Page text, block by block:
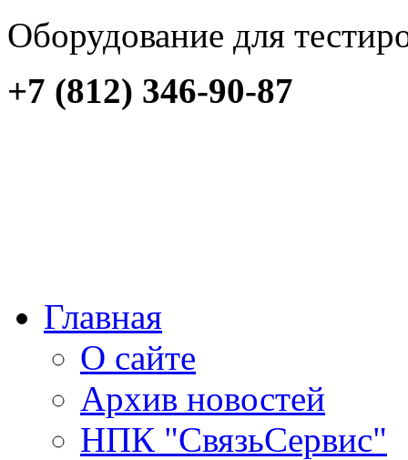
Оборудование для
+7 (812) 346-90-87
Главная
О сайте
Архив новостей
НПК "СвязьСервис"